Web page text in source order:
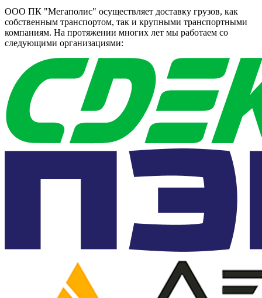
ООО ПК "Мегаполис" осуществляет доставку грузов, как
собственным транспортом, так и крупными транспортными
компаниям. На протяжении многих лет мы работаем со
следующими организациями: